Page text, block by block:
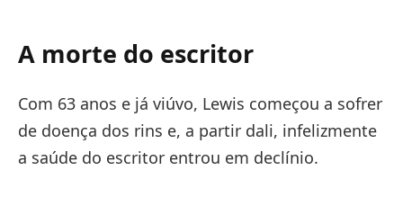
A morte do escritor
Com 63 anos e já viúvo, Lewis começou a sofrer
de doença dos rins e, a partir dali, infelizmente
a saúde do escritor entrou em declínio.